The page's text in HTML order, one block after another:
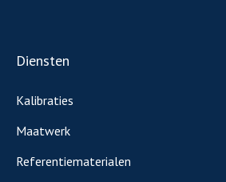
Diensten
Kalibraties
Maatwerk
Referentiematerialen